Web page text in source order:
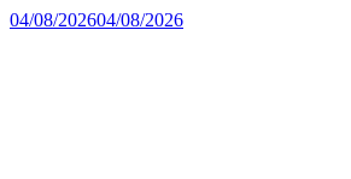
04/08/202604/08/2026